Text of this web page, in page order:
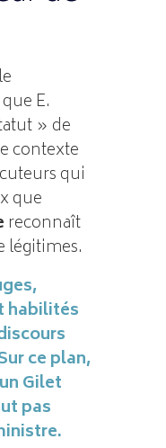
E.
» de
contexte
qui
que
reconnaît
légitimes.
habilités
ce plan,
Gilet
pas